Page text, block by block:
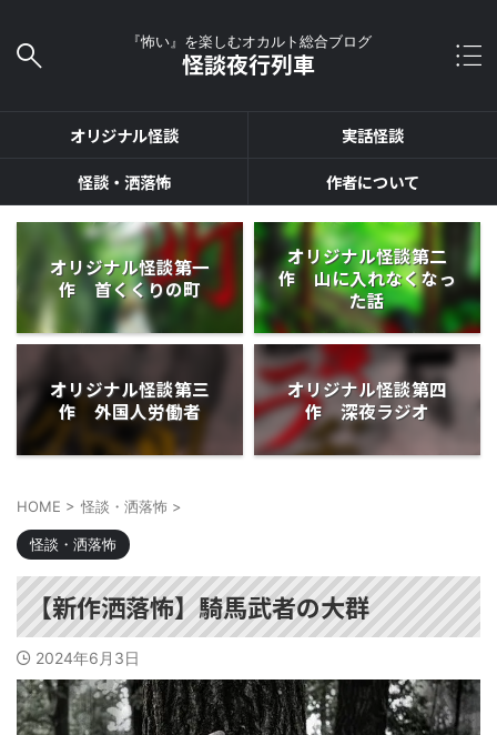
『怖い』を楽しむオカルト総合ブログ
怪談夜行列車
オリジナル怪談
実話怪談
怪談・洒落怖
作者について
オリジナル怪談第一
作 首くくりの町
オリジナル怪談第二
作 山に入れなくなっ
た話
オリジナル怪談第三
作 外国人労働者
オリジナル怪談第四
作 深夜ラジオ
HOME > 怪談・洒落怖 >
怪談・洒落怖
【新作洒落怖】騎馬武者の大群
2024年6月3日